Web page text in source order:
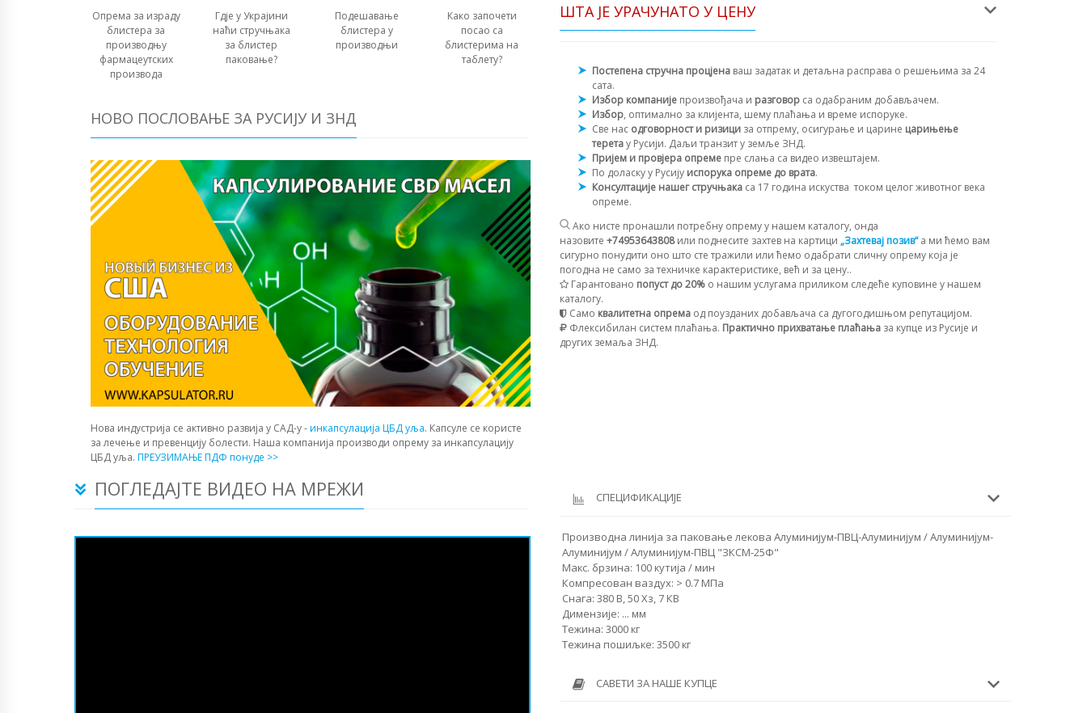
Опрема за израду
блистера за
производњу
фармацеутских
производа
Гдје у Украјини
наћи стручњака
за блистер
паковање?
Подешавање
блистера у
производњи
Како започети
посао са
блистерима на
таблету?
НОВО ПОСЛОВАЊЕ ЗА РУСИЈУ И ЗНД
Нова индустрија се активно развија у САД-у -инкапсулација ЦБД уља. Капсуле се користе
за лечење и превенцију болести. Наша компанија производи опрему за инкапсулацију
ЦБД уља. ПРЕУЗИМАЊЕ ПДФ понуде >>
ШТА ЈЕ УРАЧУНАТО У ЦЕНУ
Постепена стручна процјена ваш задатак и детаљна расправа о решењима за 24
сата.
Избор компаније произвођача и разговор са одабраним добављачем.
Избор, оптимално за клијента, шему плаћања и време испоруке.
Све нас одговорност и ризици за отпрему, осигурање и царине царињење
теретау Русији. Даљи транзит у земље ЗНД.
Пријем и провјера опреме пре слања са видео извештајем.
По доласку у Русију испорука опреме до врата.
Консултације нашег стручњака са 17 година искуства током целог животног века
опреме.
Ако нисте пронашли потребну опрему у нашем каталогу, онда
назовите +74953643808или поднесите захтев на картици „Захтевај позив“а ми ћемо вам
сигурно понудити оно што сте тражили или ћемо одабрати сличну опрему која је
погодна не само за техничке карактеристике, већ и за цену..
Гарантовано попуст до 20% о нашим услугама приликом следеће куповине у нашем
каталогу.
Само квалитетна опрема од поузданих добављача са дугогодишњом репутацијом.
Флексибилан систем плаћања. Практично прихватање плаћања за купце из Русије и
других земаља ЗНД.
ПОГЛЕДАЈТЕ ВИДЕО НА МРЕЖИ СПЕЦИФИКАЦИЈЕ
Производна линија за паковање лекова Алуминијум-ПВЦ-Алуминијум / Алуминијум-
Алуминијум / Алуминијум-ПВЦ "ЗКСМ-25Ф"
Макс. брзина: 100 кутија / мин
Компресован ваздух: > 0.7 МПа
Снага: 380 В, 50 Хз, 7 КВ
Димензије: ... мм
Тежина: 3000 кг
Тежина пошиљке: 3500 кг
САВЕТИ ЗА НАШЕ КУПЦЕ